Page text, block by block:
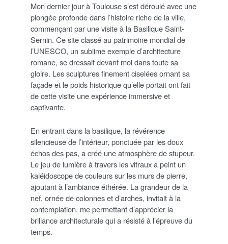
Mon dernier jour à Toulouse s’est déroulé avec une
plongée profonde dans l’histoire riche de la ville,
commençant par une visite à la Basilique Saint-
Sernin. Ce site classé au patrimoine mondial de
l’UNESCO, un sublime exemple d’architecture
romane, se dressait devant moi dans toute sa
gloire. Les sculptures finement ciselées ornant sa
façade et le poids historique qu’elle portait ont fait
de cette visite une expérience immersive et
captivante.
En entrant dans la basilique, la révérence
silencieuse de l’intérieur, ponctuée par les doux
échos des pas, a créé une atmosphère de stupeur.
Le jeu de lumière à travers les vitraux a peint un
kaléidoscope de couleurs sur les murs de pierre,
ajoutant à l’ambiance éthérée. La grandeur de la
nef, ornée de colonnes et d’arches, invitait à la
contemplation, me permettant d’apprécier la
brillance architecturale qui a résisté à l’épreuve du
temps.